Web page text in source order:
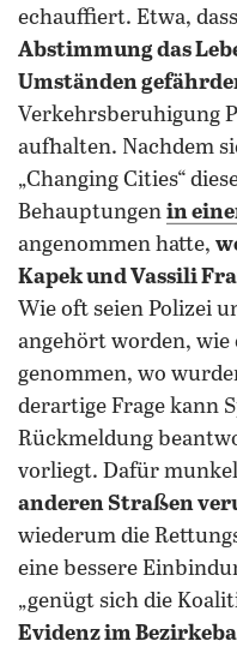
echauffiert. Etwa,
Abstimmung das
Umständen
Verkehrsberuhigung
aufhalten. Nachdem
„Changing Cities“
Behauptungen in
angenommen hatte,
Kapek und Vassili
Wie oft seien Polizei
angehört worden,
genommen, wo
derartige Frage kann
Rückmeldung
vorliegt. Dafür
anderen Straßen
wiederum die
eine bessere
„genügt sich die
Evidenz im